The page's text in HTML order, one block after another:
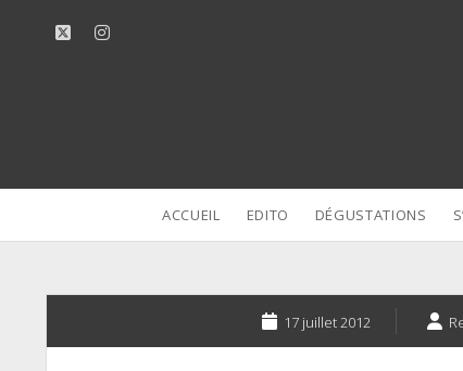
twitterinstagram
ACCUEIL EDITO DÉGUSTATIONS
17 juillet 2012